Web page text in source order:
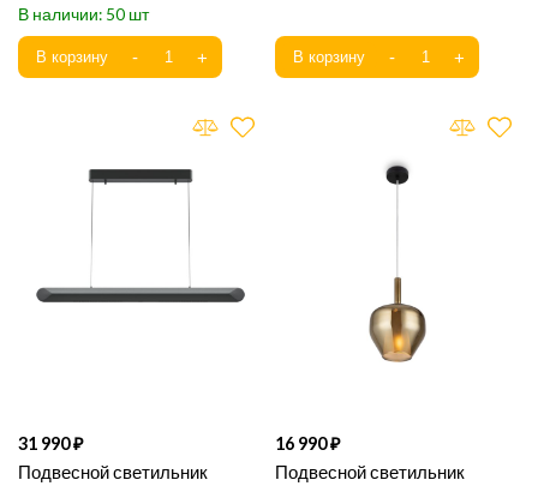
50
31 990
Подвесной светильник
16 990
Подвесной светильник